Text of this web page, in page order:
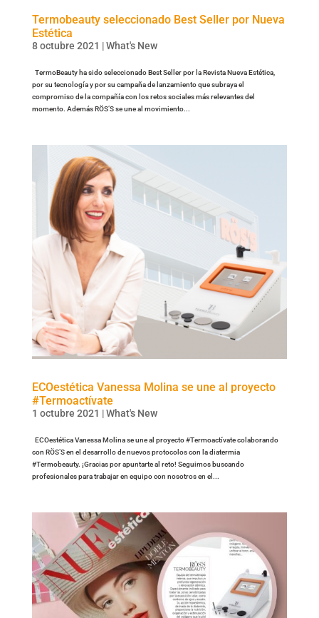
Termobeauty seleccionado Best Seller por Nueva
Estética
8 octubre 2021 |What's New
TermoBeauty ha sido seleccionado Best Seller por la Revista Nueva Estética,
por su tecnología y por su campaña de lanzamiento que subraya el
compromiso de la compañía con los retos sociales más relevantes del
momento. Además RÖS’S se une al movimiento...
ECOestética Vanessa Molina se une al proyecto
#Termoactívate
1 octubre 2021 |What's New
ECOestética Vanessa Molina se une al proyecto #Termoactívate colaborando
con RÖS’S en el desarrollo de nuevos protocolos con la diatermia
#Termobeauty. ¡Gracias por apuntarte al reto! Seguimos buscando
profesionales para trabajar en equipo con nosotros en el...